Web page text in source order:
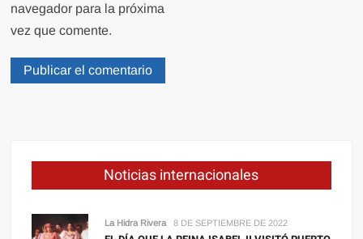
navegador para la próxima
vez que comente.
Noticias internacionales
La Hidra Rivera 8 DE SEPTIEMBRE DE 2022